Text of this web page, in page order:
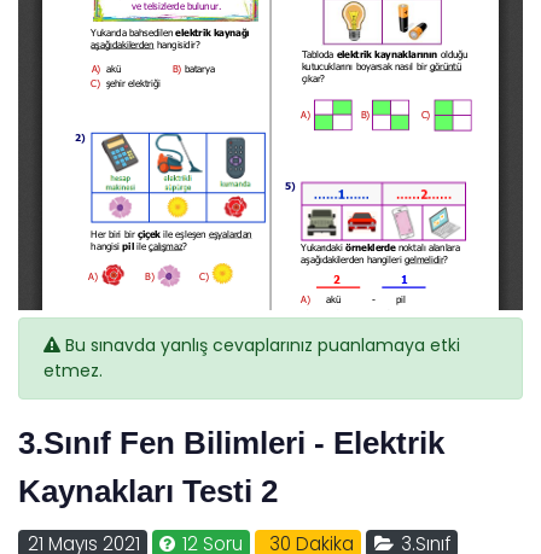
Bu sınavda yanlış cevaplarınız puanlamaya etki
etmez.
3.Sınıf Fen Bilimleri - Elektrik
Kaynakları Testi 2
21 Mayıs 2021 12 Soru 30 Dakika 3.Sınıf